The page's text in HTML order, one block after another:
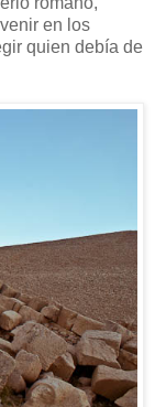
en los
quien debía de